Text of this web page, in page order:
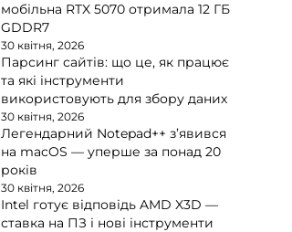
мобільна RTX 5070 отримала 12 ГБ
GDDR7
30 квітня, 2026
Парсинг сайтів: що це, як працює
та які інструменти
використовують для збору даних
30 квітня, 2026
Легендарний Notepad++ з’явився
на macOS — уперше за понад 20
років
30 квітня, 2026
Intel готує відповідь AMD X3D —
ставка на ПЗ і нові інструменти